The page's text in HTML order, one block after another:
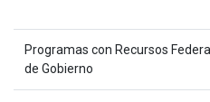
Programas con Recursos
de Gobierno